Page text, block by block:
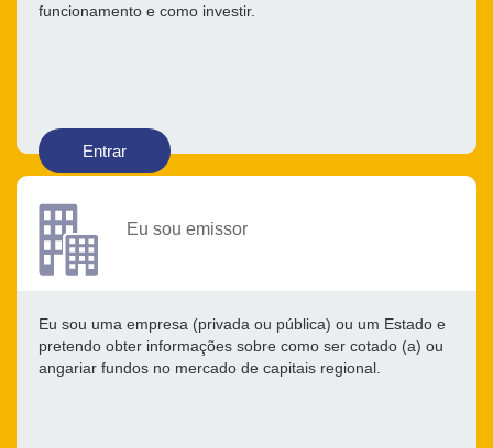
funcionamento e como investir.
Entrar
Eu sou emissor
Eu sou uma empresa (privada ou pública) ou um Estado e
pretendo obter informações sobre como ser cotado (a) ou
angariar fundos no mercado de capitais regional.